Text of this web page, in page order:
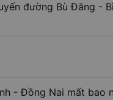
đường Bù Đăng -
- Đồng Nai mất bao